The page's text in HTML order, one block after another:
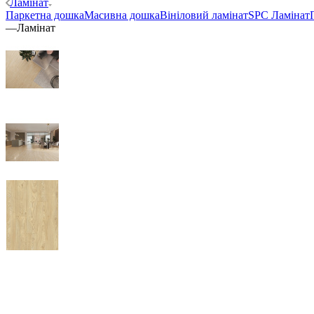
Паркетна дошкаМасивна дошкаВініловий ламінатSPC Ламінат
—Ламінат